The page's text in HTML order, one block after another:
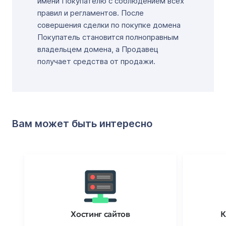
правил и регламентов. После
совершения сделки по покупке домена
Покупатель становится полноправным
владельцем домена, а Продавец
получает средства от продажи.
Вам может быть интересно
Хостинг сайтов